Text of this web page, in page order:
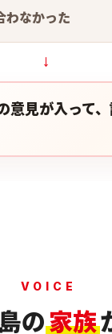
わなかった
→
意見が入って
VOICE
の家族